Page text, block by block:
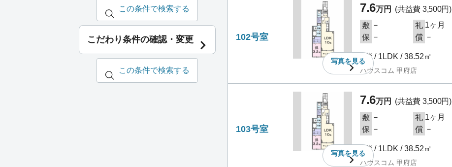
102号室
写真を見る
7.6万円
(共益費 3,500円)
敷 － 礼 1ヶ月
保 － 償 －
1階 / 1LDK / 38.52㎡
ハウスコム 甲府店
103号室
写真を見る
7.6万円
(共益費 3,500円)
敷 － 礼 1ヶ月
保 － 償 －
1階 / 1LDK / 38.52㎡
ハウスコム 甲府店
この条件で検索する
こだわり条件の確認・変更
この条件で検索する